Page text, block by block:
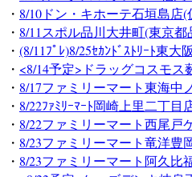
・ 8/10ドン・キホーテ石垣島店
・ 8/11スポル品川大井町(東京都
・ (8/11ﾌﾟﾚ)8/25ｾｶﾝﾄﾞｽﾄﾘｰﾄ東大
・ <8/14予定>ドラッグコスモス
・ 8/17ファミリーマート東海中
・ 8/22ﾌｧﾐﾘｰﾏｰﾄ岡崎上里二丁目
・ 8/22ファミリーマート西尾戸
・ 8/23ファミリーマート竜洋豊
・ 8/23ファミリーマート阿久比